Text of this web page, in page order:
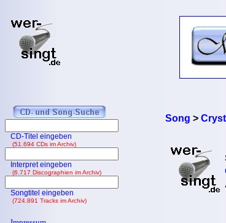
Song >
CD-Titel eingeben
(51.694 CDs im Archiv)
Interpret eingeben
(6.717 Discographien im Archiv)
Songtitel eingeben
(724.891 Tracks im Archiv)